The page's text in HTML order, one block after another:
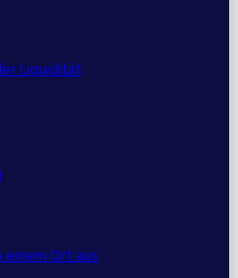
Liquidität
Ort aus